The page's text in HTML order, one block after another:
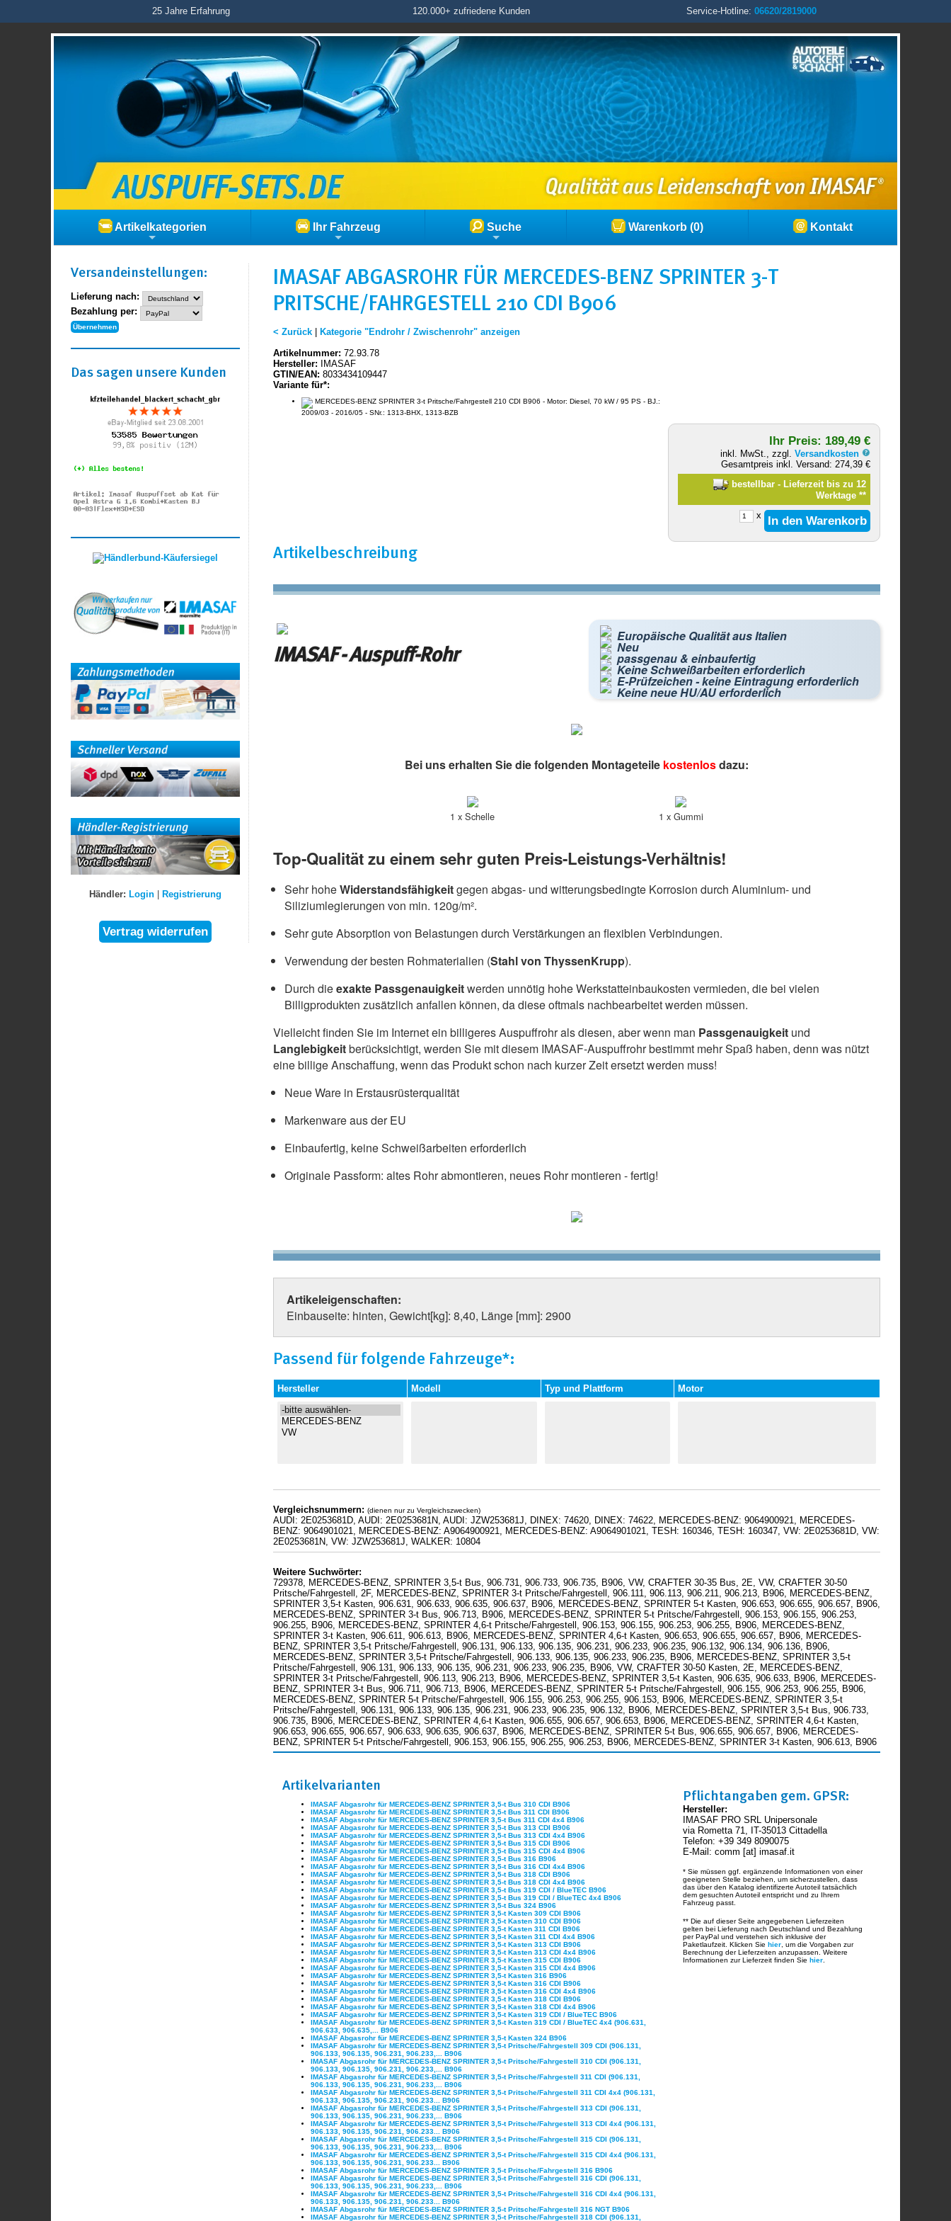
25 Jahre Erfahrung 120.000+ zufriedene Kunden Service-Hotline: 06620/2819000
Artikelkategorien Ihr Fahrzeug Suche Warenkorb (0) Kontakt
IMASAF ABGASROHR FÜR MERCEDES-BENZ SPRINTER 3-T
PRITSCHE/FAHRGESTELL 210 CDI B906
< Zurück|
Kategorie "Endrohr / Zwischenrohr" anzeigen
Artikelnummer: 72.93.78
Hersteller: IMASAF
GTIN/EAN: 8033434109447
Variante für*:
MERCEDES-BENZ SPRINTER 3-t Pritsche/Fahrgestell 210 CDI B906 - Motor: Diesel, 70 kW / 95 PS - BJ.:
2009/03 - 2016/05 - SNr.: 1313-BHX, 1313-BZB
Ihr Preis: 189,49 €
inkl. MwSt., zzgl.Versandkosten
Gesamtpreis inkl. Versand: 274,39 €
bestellbar - Lieferzeit bis zu 12
Werktage **
x
Artikelbeschreibung
IMASAF - Auspuff-Rohr
Europäische Qualität aus Italien
Neu
passgenau & einbaufertig
Keine Schweißarbeiten erforderlich
E-Prüfzeichen - keine Eintragung erforderlich
Keine neue HU/AU erforderlich
Bei uns erhalten Sie die folgenden Montageteile kostenlosdazu:
1 x Schelle 1 x Gummi
Top-Qualität zu einem sehr guten Preis-Leistungs-Verhältnis!
Sehr hoheWiderstandsfähigkeitgegen abgas- und witterungsbedingte Korrosion durch Aluminium- und
Siliziumlegierungen von min. 120g/m².
Sehr gute Absorption von Belastungen durch Verstärkungen an flexiblen Verbindungen.
Verwendung der besten Rohmaterialien (Stahl von ThyssenKrupp).
Durch dieexakte Passgenauigkeitwerden unnötig hohe Werkstatteinbaukosten vermieden, die bei vielen
Billigprodukten zusätzlich anfallen können, da diese oftmals nachbearbeitet werden müssen.
Vielleicht finden Sie im Internet ein billigeres Auspuffrohr als diesen, aber wenn man Passgenauigkeit und
Langlebigkeitberücksichtigt, werden Sie mit diesem IMASAF-Auspuffrohr bestimmt mehr Spaß haben, denn was nützt
eine billige Anschaffung, wenn das Produkt schon nach kurzer Zeit ersetzt werden muss!
Neue Ware in Erstausrüsterqualität
Markenware aus der EU
Einbaufertig, keine Schweißarbeiten erforderlich
Originale Passform: altes Rohr abmontieren, neues Rohr montieren - fertig!
Artikeleigenschaften:
Einbauseite: hinten, Gewicht[kg]: 8,40, Länge [mm]: 2900
Passend für folgende Fahrzeuge*:
Hersteller Modell Typ und Plattform Motor
Vergleichsnummern: (dienen nur zu Vergleichszwecken)
AUDI: 2E0253681D, AUDI: 2E0253681N, AUDI: JZW253681J, DINEX: 74620, DINEX: 74622, MERCEDES-BENZ: 9064900921, MERCEDES-
BENZ: 9064901021, MERCEDES-BENZ: A9064900921, MERCEDES-BENZ: A9064901021, TESH: 160346, TESH: 160347, VW: 2E0253681D, VW:
2E0253681N, VW: JZW253681J, WALKER: 10804
Weitere Suchwörter:
729378, MERCEDES-BENZ, SPRINTER 3,5-t Bus, 906.731, 906.733, 906.735, B906, VW, CRAFTER 30-35 Bus, 2E, VW, CRAFTER 30-50
Pritsche/Fahrgestell, 2F, MERCEDES-BENZ, SPRINTER 3-t Pritsche/Fahrgestell, 906.111, 906.113, 906.211, 906.213, B906, MERCEDES-BENZ,
SPRINTER 3,5-t Kasten, 906.631, 906.633, 906.635, 906.637, B906, MERCEDES-BENZ, SPRINTER 5-t Kasten, 906.653, 906.655, 906.657, B906,
MERCEDES-BENZ, SPRINTER 3-t Bus, 906.713, B906, MERCEDES-BENZ, SPRINTER 5-t Pritsche/Fahrgestell, 906.153, 906.155, 906.253,
906.255, B906, MERCEDES-BENZ, SPRINTER 4,6-t Pritsche/Fahrgestell, 906.153, 906.155, 906.253, 906.255, B906, MERCEDES-BENZ,
SPRINTER 3-t Kasten, 906.611, 906.613, B906, MERCEDES-BENZ, SPRINTER 4,6-t Kasten, 906.653, 906.655, 906.657, B906, MERCEDES-
BENZ, SPRINTER 3,5-t Pritsche/Fahrgestell, 906.131, 906.133, 906.135, 906.231, 906.233, 906.235, 906.132, 906.134, 906.136, B906,
MERCEDES-BENZ, SPRINTER 3,5-t Pritsche/Fahrgestell, 906.133, 906.135, 906.233, 906.235, B906, MERCEDES-BENZ, SPRINTER 3,5-t
Pritsche/Fahrgestell, 906.131, 906.133, 906.135, 906.231, 906.233, 906.235, B906, VW, CRAFTER 30-50 Kasten, 2E, MERCEDES-BENZ,
SPRINTER 3-t Pritsche/Fahrgestell, 906.113, 906.213, B906, MERCEDES-BENZ, SPRINTER 3,5-t Kasten, 906.635, 906.633, B906, MERCEDES-
BENZ, SPRINTER 3-t Bus, 906.711, 906.713, B906, MERCEDES-BENZ, SPRINTER 5-t Pritsche/Fahrgestell, 906.155, 906.253, 906.255, B906,
MERCEDES-BENZ, SPRINTER 5-t Pritsche/Fahrgestell, 906.155, 906.253, 906.255, 906.153, B906, MERCEDES-BENZ, SPRINTER 3,5-t
Pritsche/Fahrgestell, 906.131, 906.133, 906.135, 906.231, 906.233, 906.235, 906.132, B906, MERCEDES-BENZ, SPRINTER 3,5-t Bus, 906.733,
906.735, B906, MERCEDES-BENZ, SPRINTER 4,6-t Kasten, 906.655, 906.657, 906.653, B906, MERCEDES-BENZ, SPRINTER 4,6-t Kasten,
906.653, 906.655, 906.657, 906.633, 906.635, 906.637, B906, MERCEDES-BENZ, SPRINTER 5-t Bus, 906.655, 906.657, B906, MERCEDES-
BENZ, SPRINTER 5-t Pritsche/Fahrgestell, 906.153, 906.155, 906.255, 906.253, B906, MERCEDES-BENZ, SPRINTER 3-t Kasten, 906.613, B906
Artikelvarianten
IMASAF Abgasrohr für MERCEDES-BENZ SPRINTER 3,5-t Bus 310 CDI B906
IMASAF Abgasrohr für MERCEDES-BENZ SPRINTER 3,5-t Bus 311 CDI B906
IMASAF Abgasrohr für MERCEDES-BENZ SPRINTER 3,5-t Bus 311 CDI 4x4 B906
IMASAF Abgasrohr für MERCEDES-BENZ SPRINTER 3,5-t Bus 313 CDI B906
IMASAF Abgasrohr für MERCEDES-BENZ SPRINTER 3,5-t Bus 313 CDI 4x4 B906
IMASAF Abgasrohr für MERCEDES-BENZ SPRINTER 3,5-t Bus 315 CDI B906
IMASAF Abgasrohr für MERCEDES-BENZ SPRINTER 3,5-t Bus 315 CDI 4x4 B906
IMASAF Abgasrohr für MERCEDES-BENZ SPRINTER 3,5-t Bus 316 B906
IMASAF Abgasrohr für MERCEDES-BENZ SPRINTER 3,5-t Bus 316 CDI 4x4 B906
IMASAF Abgasrohr für MERCEDES-BENZ SPRINTER 3,5-t Bus 318 CDI B906
IMASAF Abgasrohr für MERCEDES-BENZ SPRINTER 3,5-t Bus 318 CDI 4x4 B906
IMASAF Abgasrohr für MERCEDES-BENZ SPRINTER 3,5-t Bus 319 CDI / BlueTEC B906
IMASAF Abgasrohr für MERCEDES-BENZ SPRINTER 3,5-t Bus 319 CDI / BlueTEC 4x4 B906
IMASAF Abgasrohr für MERCEDES-BENZ SPRINTER 3,5-t Bus 324 B906
IMASAF Abgasrohr für MERCEDES-BENZ SPRINTER 3,5-t Kasten 309 CDI B906
IMASAF Abgasrohr für MERCEDES-BENZ SPRINTER 3,5-t Kasten 310 CDI B906
IMASAF Abgasrohr für MERCEDES-BENZ SPRINTER 3,5-t Kasten 311 CDI B906
IMASAF Abgasrohr für MERCEDES-BENZ SPRINTER 3,5-t Kasten 311 CDI 4x4 B906
IMASAF Abgasrohr für MERCEDES-BENZ SPRINTER 3,5-t Kasten 313 CDI B906
IMASAF Abgasrohr für MERCEDES-BENZ SPRINTER 3,5-t Kasten 313 CDI 4x4 B906
IMASAF Abgasrohr für MERCEDES-BENZ SPRINTER 3,5-t Kasten 315 CDI B906
IMASAF Abgasrohr für MERCEDES-BENZ SPRINTER 3,5-t Kasten 315 CDI 4x4 B906
IMASAF Abgasrohr für MERCEDES-BENZ SPRINTER 3,5-t Kasten 316 B906
IMASAF Abgasrohr für MERCEDES-BENZ SPRINTER 3,5-t Kasten 316 CDI B906
IMASAF Abgasrohr für MERCEDES-BENZ SPRINTER 3,5-t Kasten 316 CDI 4x4 B906
IMASAF Abgasrohr für MERCEDES-BENZ SPRINTER 3,5-t Kasten 318 CDI B906
IMASAF Abgasrohr für MERCEDES-BENZ SPRINTER 3,5-t Kasten 318 CDI 4x4 B906
IMASAF Abgasrohr für MERCEDES-BENZ SPRINTER 3,5-t Kasten 319 CDI / BlueTEC B906
IMASAF Abgasrohr für MERCEDES-BENZ SPRINTER 3,5-t Kasten 319 CDI / BlueTEC 4x4 (906.631,
906.633, 906.635,... B906
IMASAF Abgasrohr für MERCEDES-BENZ SPRINTER 3,5-t Kasten 324 B906
IMASAF Abgasrohr für MERCEDES-BENZ SPRINTER 3,5-t Pritsche/Fahrgestell 309 CDI (906.131,
906.133, 906.135, 906.231, 906.233,... B906
IMASAF Abgasrohr für MERCEDES-BENZ SPRINTER 3,5-t Pritsche/Fahrgestell 310 CDI (906.131,
906.133, 906.135, 906.231, 906.233,... B906
IMASAF Abgasrohr für MERCEDES-BENZ SPRINTER 3,5-t Pritsche/Fahrgestell 311 CDI (906.131,
906.133, 906.135, 906.231, 906.233,... B906
IMASAF Abgasrohr für MERCEDES-BENZ SPRINTER 3,5-t Pritsche/Fahrgestell 311 CDI 4x4 (906.131,
906.133, 906.135, 906.231, 906.233... B906
IMASAF Abgasrohr für MERCEDES-BENZ SPRINTER 3,5-t Pritsche/Fahrgestell 313 CDI (906.131,
906.133, 906.135, 906.231, 906.233,... B906
IMASAF Abgasrohr für MERCEDES-BENZ SPRINTER 3,5-t Pritsche/Fahrgestell 313 CDI 4x4 (906.131,
906.133, 906.135, 906.231, 906.233... B906
IMASAF Abgasrohr für MERCEDES-BENZ SPRINTER 3,5-t Pritsche/Fahrgestell 315 CDI (906.131,
906.133, 906.135, 906.231, 906.233,... B906
IMASAF Abgasrohr für MERCEDES-BENZ SPRINTER 3,5-t Pritsche/Fahrgestell 315 CDI 4x4 (906.131,
906.133, 906.135, 906.231, 906.233... B906
IMASAF Abgasrohr für MERCEDES-BENZ SPRINTER 3,5-t Pritsche/Fahrgestell 316 B906
IMASAF Abgasrohr für MERCEDES-BENZ SPRINTER 3,5-t Pritsche/Fahrgestell 316 CDI (906.131,
906.133, 906.135, 906.231, 906.233,... B906
IMASAF Abgasrohr für MERCEDES-BENZ SPRINTER 3,5-t Pritsche/Fahrgestell 316 CDI 4x4 (906.131,
906.133, 906.135, 906.231, 906.233... B906
IMASAF Abgasrohr für MERCEDES-BENZ SPRINTER 3,5-t Pritsche/Fahrgestell 316 NGT B906
IMASAF Abgasrohr für MERCEDES-BENZ SPRINTER 3,5-t Pritsche/Fahrgestell 318 CDI (906.131,
Pflichtangaben gem. GPSR:
Hersteller:
IMASAF PRO SRL Unipersonale
via Rometta 71, IT-35013 Cittadella
Telefon: +39 349 8090075
E-Mail: comm [at] imasaf.it
* Sie müssen ggf. ergänzende Informationen von einer
geeigneten Stelle beziehen, um sicherzustellen, dass
das über den Katalog identifizerte Autoteil tatsächlich
dem gesuchten Autoteil entspricht und zu Ihrem
Fahrzeug passt.
** Die auf dieser Seite angegebenen Lieferzeiten
gelten bei Lieferung nach Deutschland und Bezahlung
per PayPal und verstehen sich inklusive der
Paketlaufzeit. Klicken Sie hier, um die Vorgaben zur
Berechnung der Lieferzeiten anzupassen. Weitere
Informationen zur Lieferzeit finden Sie hier.
Versand­einstellungen:
Lieferung nach:
Bezahlung per:
Das sagen unsere Kunden
Händler: Login| Registrierung